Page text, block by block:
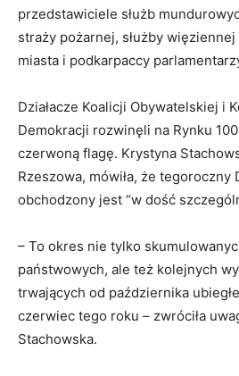
przedstawiciele służb
straży pożarnej, służby więziennej
miasta i podkarpaccy
Działacze Koalicji Obywatelskiej i
Demokracji rozwinęli na Rynku
czerwoną flagę. Krystyna
Rzeszowa, mówiła, że tegoroczny
obchodzony jest “w dość
– To okres nie tylko
państwowych, ale też kolejnych
trwających od października
czerwiec tego roku – zwróciła
Stachowska.